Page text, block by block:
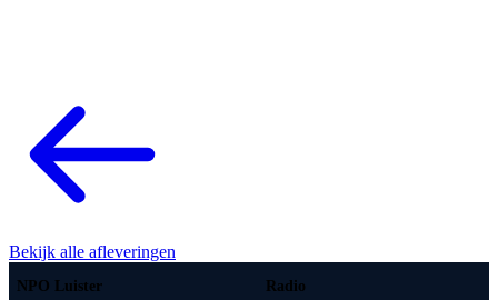
Bekijk alle afleveringen
NPO Luister Radio